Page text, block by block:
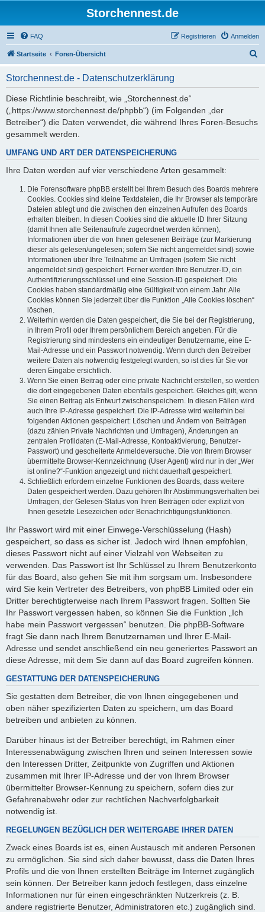
Storchennest.de
FAQ Anmelden
Registrieren
Startseite Foren-Übersicht
Storchennest.de - Datenschutzerklärung
Diese Richtlinie beschreibt, wie „Storchennest.de“
(„https://www.storchennest.de/phpbb“) (im Folgenden „der
Betreiber“) die Daten verwendet, die während Ihres Foren-Besuchs
gesammelt werden.
UMFANG UND ART DER DATENSPEICHERUNG
Ihre Daten werden auf vier verschiedene Arten gesammelt:
Die Forensoftware phpBB erstellt bei Ihrem Besuch des Boards mehrere
Cookies. Cookies sind kleine Textdateien, die Ihr Browser als temporäre
Dateien ablegt und die zwischen den einzelnen Aufrufen des Boards
erhalten bleiben. In diesen Cookies sind die aktuelle ID Ihrer Sitzung
(damit Ihnen alle Seitenaufrufe zugeordnet werden können),
Informationen über die von Ihnen gelesenen Beiträge (zur Markierung
dieser als gelesen/ungelesen; sofern Sie nicht angemeldet sind) sowie
Informationen über Ihre Teilnahme an Umfragen (sofern Sie nicht
angemeldet sind) gespeichert. Ferner werden Ihre Benutzer-ID, ein
Authentifizierungsschlüssel und eine Session-ID gespeichert. Die
Cookies haben standardmäßig eine Gültigkeit von einem Jahr. Alle
Cookies können Sie jederzeit über die Funktion „Alle Cookies löschen“
löschen.
Weiterhin werden die Daten gespeichert, die Sie bei der Registrierung,
in Ihrem Profil oder Ihrem persönlichem Bereich angeben. Für die
Registrierung sind mindestens ein eindeutiger Benutzername, eine E-
Mail-Adresse und ein Passwort notwendig. Wenn durch den Betreiber
weitere Daten als notwendig festgelegt wurden, so ist dies für Sie vor
deren Eingabe ersichtlich.
Wenn Sie einen Beitrag oder eine private Nachricht erstellen, so werden
die dort eingegebenen Daten ebenfalls gespeichert. Gleiches gilt, wenn
Sie einen Beitrag als Entwurf zwischenspeichern. In diesen Fällen wird
auch Ihre IP-Adresse gespeichert. Die IP-Adresse wird weiterhin bei
folgenden Aktionen gespeichert: Löschen und Ändern von Beiträgen
(dazu zählen Private Nachrichten und Umfragen), Änderungen an
zentralen Profildaten (E-Mail-Adresse, Kontoaktivierung, Benutzer-
Passwort) und gescheiterte Anmeldeversuche. Die von Ihrem Browser
übermittelte Browser-Kennzeichnung (User Agent) wird nur in der „Wer
ist online?“-Funktion angezeigt und nicht dauerhaft gespeichert.
Schließlich erfordern einzelne Funktionen des Boards, dass weitere
Daten gespeichert werden. Dazu gehören Ihr Abstimmungsverhalten bei
Umfragen, der Gelesen-Status von Ihren Beiträgen oder explizit von
Ihnen gesetzte Lesezeichen oder Benachrichtigungsfunktionen.
Ihr Passwort wird mit einer Einwege-Verschlüsselung (Hash)
gespeichert, so dass es sicher ist. Jedoch wird Ihnen empfohlen,
dieses Passwort nicht auf einer Vielzahl von Webseiten zu
verwenden. Das Passwort ist Ihr Schlüssel zu Ihrem Benutzerkonto
für das Board, also gehen Sie mit ihm sorgsam um. Insbesondere
wird Sie kein Vertreter des Betreibers, von phpBB Limited oder ein
Dritter berechtigterweise nach Ihrem Passwort fragen. Sollten Sie
Ihr Passwort vergessen haben, so können Sie die Funktion „Ich
habe mein Passwort vergessen“ benutzen. Die phpBB-Software
fragt Sie dann nach Ihrem Benutzernamen und Ihrer E-Mail-
Adresse und sendet anschließend ein neu generiertes Passwort an
diese Adresse, mit dem Sie dann auf das Board zugreifen können.
GESTATTUNG DER DATENSPEICHERUNG
Sie gestatten dem Betreiber, die von Ihnen eingegebenen und
oben näher spezifizierten Daten zu speichern, um das Board
betreiben und anbieten zu können.
Darüber hinaus ist der Betreiber berechtigt, im Rahmen einer
Interessenabwägung zwischen Ihren und seinen Interessen sowie
den Interessen Dritter, Zeitpunkte von Zugriffen und Aktionen
zusammen mit Ihrer IP-Adresse und der von Ihrem Browser
übermittelter Browser-Kennung zu speichern, sofern dies zur
Gefahrenabwehr oder zur rechtlichen Nachverfolgbarkeit
notwendig ist.
REGELUNGEN BEZÜGLICH DER WEITERGABE IHRER DATEN
Zweck eines Boards ist es, einen Austausch mit anderen Personen
zu ermöglichen. Sie sind sich daher bewusst, dass die Daten Ihres
Profils und die von Ihnen erstellten Beiträge im Internet zugänglich
sein können. Der Betreiber kann jedoch festlegen, dass einzelne
Informationen nur für einen eingeschränkten Nutzerkreis (z. B.
andere registrierte Benutzer, Administratoren etc.) zugänglich sind.